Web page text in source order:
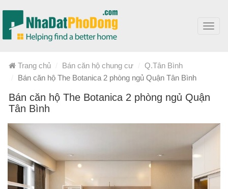
Trang chủ Bán căn hộ chung cư
Q.Tân Bình
Bán căn hộ The Botanica 2 phòng ngủ Quận Tân Bình
Bán căn hộ The Botanica 2 phòng ngủ Quận
Tân Bình